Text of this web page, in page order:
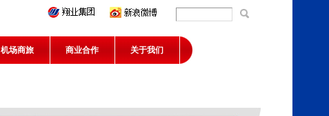
机场商旅 商业合作 关于我们